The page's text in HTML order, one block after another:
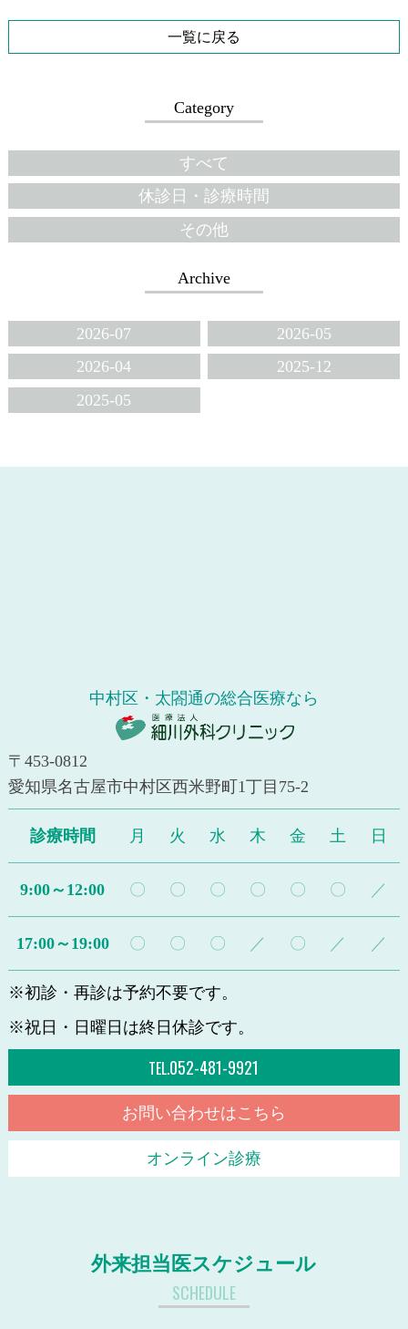
一覧に戻る
Category
すべて
休診日・診療時間
その他
Archive
2026-07
2026-05
2026-04
2025-12
2025-05
中村区・太閤通の総合医療なら
〒453-0812
愛知県名古屋市中村区西米野町1丁目75-2
診療時間 月 火 水 木 金 土 日
9:00～12:00 〇 〇 〇 〇 〇 〇 ／
17:00～19:00 〇 〇 〇 ／ 〇 ／ ／
※初診・再診は予約不要です。
※祝日・日曜日は終日休診です。
TEL.052-481-9921
お問い合わせはこちら
オンライン診療
外来担当医スケジュール
SCHEDULE